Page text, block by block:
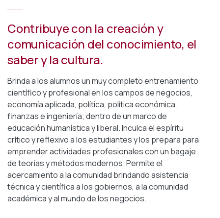
Contribuye con la creación y
comunicación del conocimiento, el
saber y la cultura.
Brinda a los alumnos un muy completo entrenamiento
científico y profesional en los campos de negocios,
economía aplicada, política, política económica,
finanzas e ingeniería; dentro de un marco de
educación humanística y liberal. Inculca el espíritu
crítico y reflexivo a los estudiantes y los prepara para
emprender actividades profesionales con un bagaje
de teorías y métodos modernos. Permite el
acercamiento a la comunidad brindando asistencia
técnica y científica a los gobiernos, a la comunidad
académica y al mundo de los negocios.